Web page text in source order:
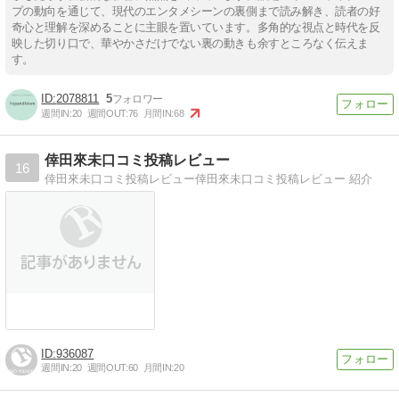
プの動向を通じて、現代のエンタメシーンの裏側まで読み解き、読者の好
奇心と理解を深めることに主眼を置いています。多角的な視点と時代を反
映した切り口で、華やかさだけでない裏の動きも余すところなく伝えま
す。
2078811 5
週間IN:20 週間OUT:76 月間IN:68
16
倖田來未口コミ投稿レビュー
倖田來未口コミ投稿レビュー倖田來未口コミ投稿レビュー 紹介
936087
週間IN:20 週間OUT:60 月間IN:20